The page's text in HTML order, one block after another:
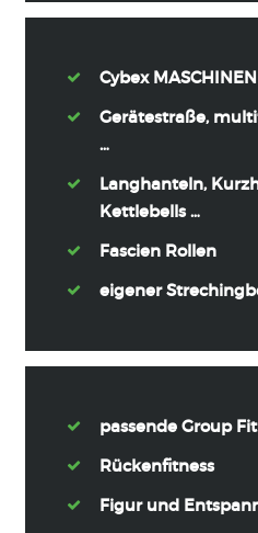
Cybex
Gerätestraße,
…
Langhanteln,
Kettlebells …
Fascien Rollen
eigener
passende Group
Rückenfitness
Figur und